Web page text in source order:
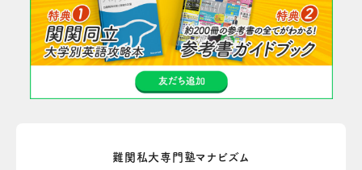
難関私大専門塾マナビズム